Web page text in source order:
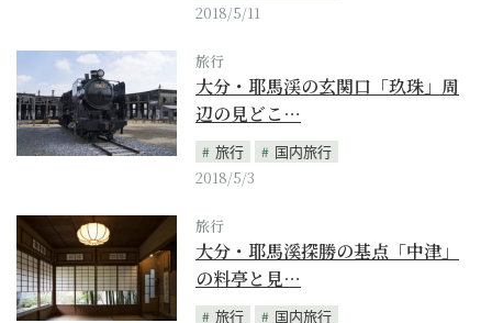
2018/5/11
旅行
大分・耶馬渓の玄関口「玖珠」周
辺の見どこ…
旅行
国内旅行
2018/5/3
旅行
大分・耶馬溪探勝の基点「中津」
の料亭と見…
旅行
国内旅行